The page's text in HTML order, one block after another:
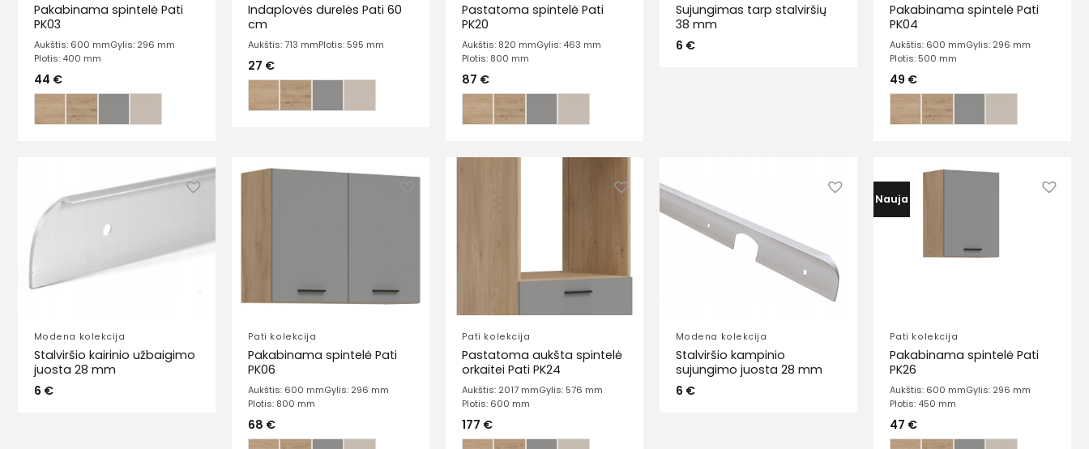
Pakabinama spintelė Pati
PK03
Aukštis: 600 mmGylis: 296 mm
Plotis: 400 mm
44 €
Indaplovės durelės Pati 60
cm
Aukštis: 713 mmPlotis: 595 mm
27 €
Pastatoma spintelė Pati
PK20
Aukštis: 820 mmGylis: 463 mm
Plotis: 800 mm
87 €
Sujungimas tarp stalviršių
38 mm
6 €
Pakabinama spintelė Pati
PK04
Aukštis: 600 mmGylis: 296 mm
Plotis: 500 mm
49 €
Modena kolekcija
Stalviršio kairinio užbaigimo
juosta 28 mm
6 €
Pati kolekcija
Pakabinama spintelė Pati
PK06
Aukštis: 600 mmGylis: 296 mm
Plotis: 800 mm
68 €
Pati kolekcija
Pastatoma aukšta spintelė
orkaitei Pati PK24
Aukštis: 2017 mmGylis: 576 mm
Plotis: 600 mm
177 €
Modena kolekcija
Stalviršio kampinio
sujungimo juosta 28 mm
6 €
Nauja
Pati kolekcija
Pakabinama spintelė Pati
PK26
Aukštis: 600 mmGylis: 296 mm
Plotis: 450 mm
47 €